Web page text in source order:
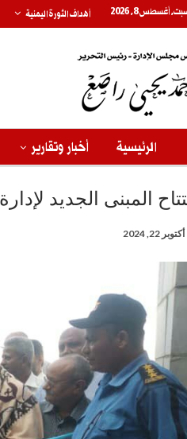
أغسطس 8, 2026 أهداف الثورة اليمنية
الرئيسية أخبار وتقارير
المبنى الجديد
أكتوبر 22, 2024